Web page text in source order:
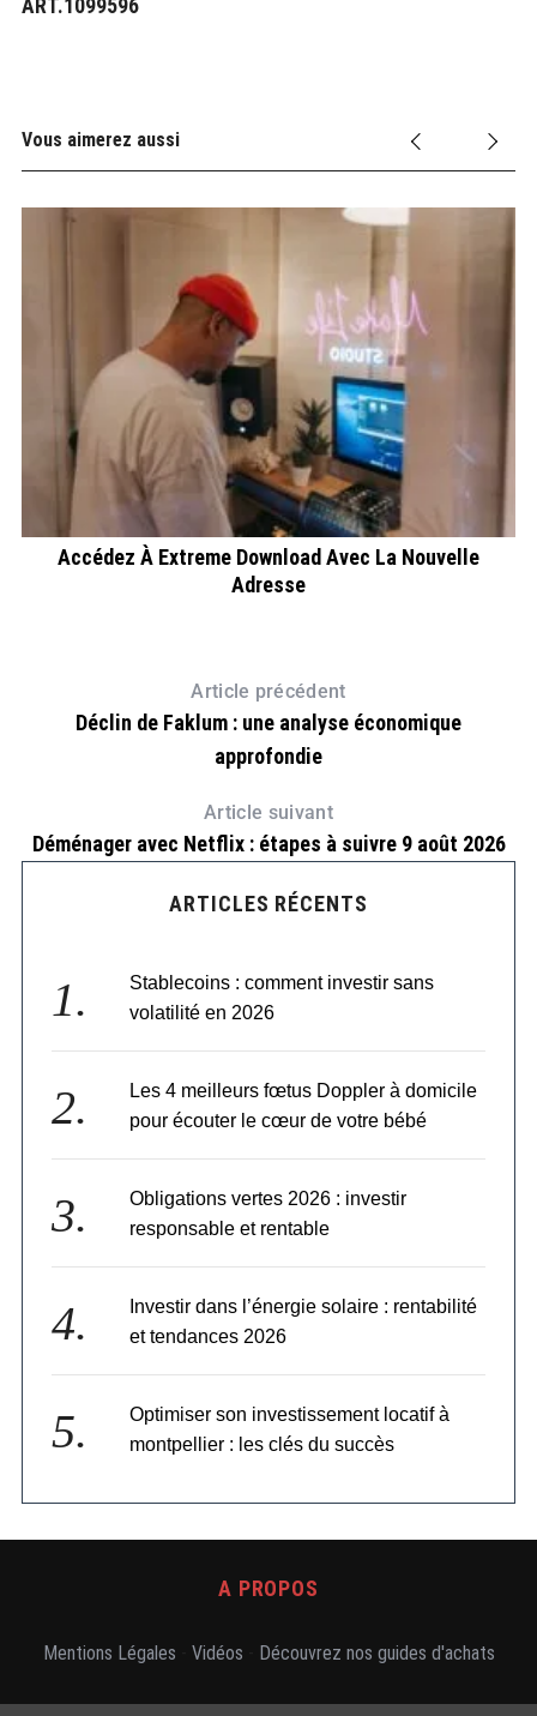
ART.1099596
Vous aimerez aussi
Accédez À Extreme Download Avec La Nouvelle
Adresse
Article précédent
Déclin de Faklum : une analyse économique
approfondie
Article suivant
Déménager avec Netflix : étapes à suivre 9 août 2026
ARTICLES RÉCENTS
Stablecoins : comment investir sans
volatilité en 2026
Les 4 meilleurs fœtus Doppler à domicile
pour écouter le cœur de votre bébé
Obligations vertes 2026 : investir
responsable et rentable
Investir dans l’énergie solaire : rentabilité
et tendances 2026
Optimiser son investissement locatif à
montpellier : les clés du succès
A PROPOS
Mentions Légales Vidéos Découvrez nos guides d'achats